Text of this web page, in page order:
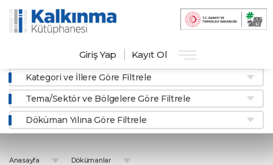
Giriş Yap Kayıt Ol
Kategori ve İllere Göre Filtrele
Tema/Sektör ve Bölgelere Göre Filtrele
Döküman Yılına Göre Filtrele
Anasayfa
Dökümanlar